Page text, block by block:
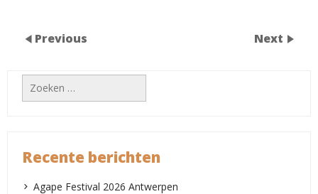
Previous Next
Recente berichten
Agape Festival 2026 Antwerpen